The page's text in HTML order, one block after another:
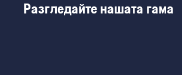
Разгледайте нашата гама